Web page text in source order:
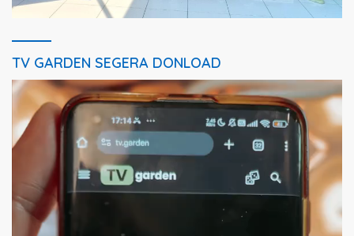
TV GARDEN SEGERA DONLOAD
Pemutar
Video